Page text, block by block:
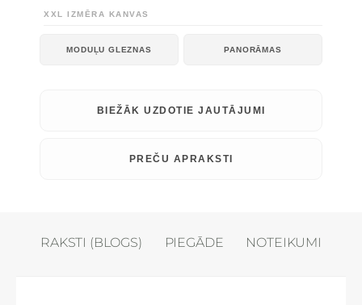
XXL IZMĒRA KANVAS
MODUĻU GLEZNAS PANORĀMAS
BIEŽĀK UZDOTIE JAUTĀJUMI
PREČU APRAKSTI
RAKSTI (BLOGS) PIEGĀDE NOTEIKUMI